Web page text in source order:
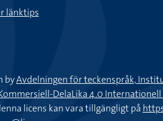
länktips
byAvdelningen för teckenspråk,
DelaLika 4.0 Internationell
licens kan vara tillgängligt på